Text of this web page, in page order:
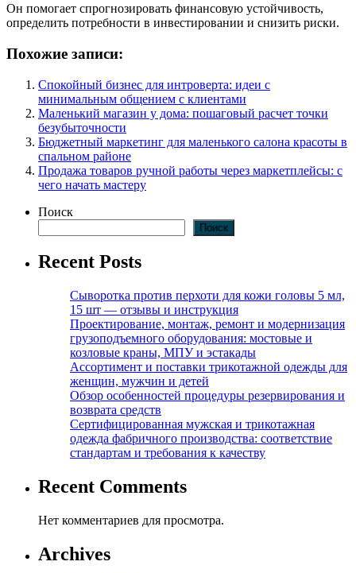
Он помогает спрогнозировать финансовую устойчивость,
определить потребности в инвестировании и снизить риски.
Похожие записи:
Спокойный бизнес для интроверта: идеи с
минимальным общением с клиентами
Маленький магазин у дома: пошаговый расчет точки
безубыточности
Бюджетный маркетинг для маленького салона красоты в
спальном районе
Продажа товаров ручной работы через маркетплейсы: с
чего начать мастеру
Поиск
Поиск
Recent Posts
Сыворотка против перхоти для кожи головы 5 мл,
15 шт — отзывы и инструкция
Проектирование, монтаж, ремонт и модернизация
грузоподъемного оборудования: мостовые и
козловые краны, МПУ и эстакады
Ассортимент и поставки трикотажной одежды для
женщин, мужчин и детей
Обзор особенностей процедуры резервирования и
возврата средств
Сертифицированная мужская и трикотажная
одежда фабричного производства: соответствие
стандартам и требования к качеству
Recent Comments
Нет комментариев для просмотра.
Archives